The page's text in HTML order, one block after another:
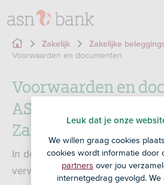
Zakelijk Zakelijke
Voorwaarden en documenten
Voorwaarden en
ASN
Zakelijk
In de voorwaarden lees je wat jij
verwachten en wat wij van jou
Leuk dat je onze
We willen graag cookies
cookies wordt informatie door
partners over jou
internetgedrag gevolgd. We